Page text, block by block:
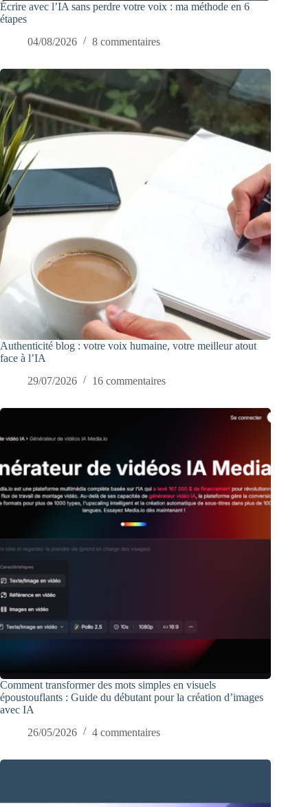
Écrire avec l’IA sans perdre votre voix : ma méthode en 6
étapes
04/08/2026
8 commentaires
Authenticité blog : votre voix humaine, votre meilleur atout
face à l’IA
29/07/2026
16 commentaires
Comment transformer des mots simples en visuels
époustouflants : Guide du débutant pour la création d’images
avec IA
26/05/2026
4 commentaires